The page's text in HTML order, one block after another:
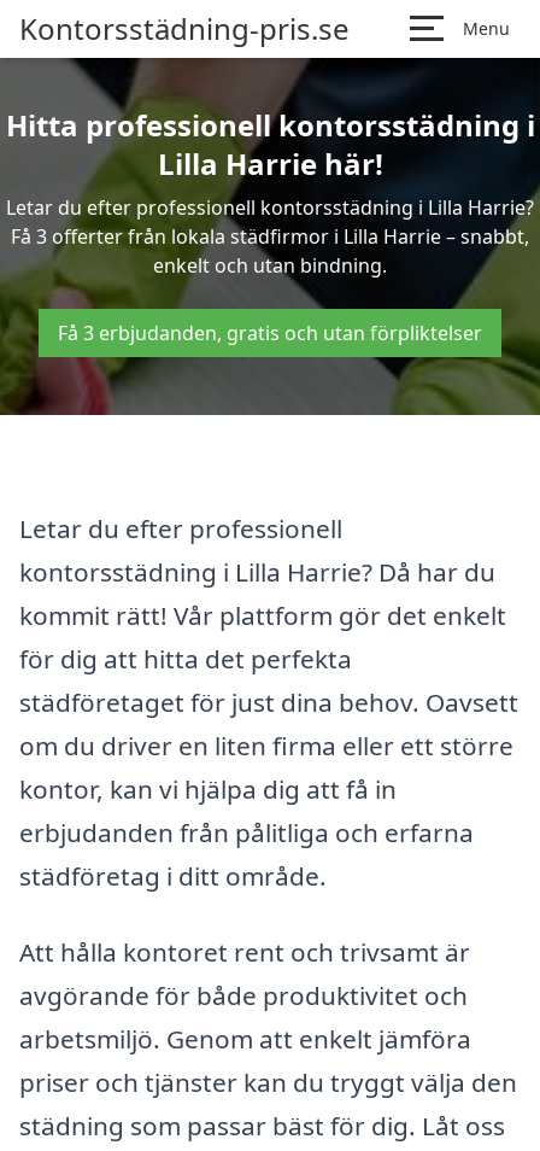
Kontorsstädning-pris.se Menu
Hitta professionell kontorsstädning i
Lilla Harrie här!
Letar du efter professionell kontorsstädning i Lilla Harrie?
Få 3 offerter från lokala städfirmor i Lilla Harrie – snabbt,
enkelt och utan bindning.
Få 3 erbjudanden, gratis och utan förpliktelser
Letar du efter professionell
kontorsstädning i Lilla Harrie? Då har du
kommit rätt! Vår plattform gör det enkelt
för dig att hitta det perfekta
städföretaget för just dina behov. Oavsett
om du driver en liten firma eller ett större
kontor, kan vi hjälpa dig att få in
erbjudanden från pålitliga och erfarna
städföretag i ditt område.
Att hålla kontoret rent och trivsamt är
avgörande för både produktivitet och
arbetsmiljö. Genom att enkelt jämföra
priser och tjänster kan du tryggt välja den
städning som passar bäst för dig. Låt oss